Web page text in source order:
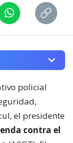
policial
el presidente
contra el